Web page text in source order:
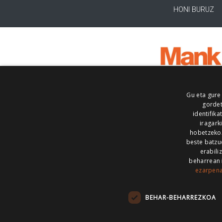
HONI BURUZ
ALEA
MAILOPE NOAUA
Gu eta
hobetzeko.
beste
beharrean
BEHAR-BEHARREZKOA